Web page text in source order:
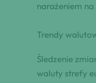
narażeniem
Trendy
Śledzenie
waluty strefy